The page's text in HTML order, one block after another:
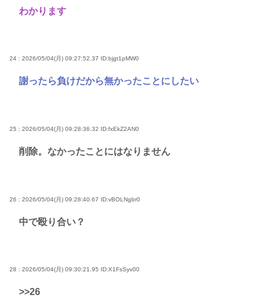
わかります
24 : 2026/05/04(月) 09:27:52.37 ID:bjgt1pMW0
謝ったら負けだから無かったことにしたい
25 : 2026/05/04(月) 09:28:36.32 ID:fxEkZ2AN0
削除。なかったことにはなりません
26 : 2026/05/04(月) 09:28:40.67 ID:vBOLNgbr0
中で殴り合い？
28 : 2026/05/04(月) 09:30:21.95 ID:X1FsSyv00
>>26